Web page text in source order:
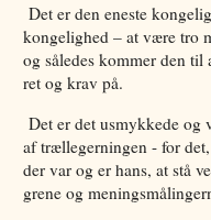
Det er den eneste
kongelighed – at være tro
og således kommer den
ret og krav på.
Det er det usmykkede og
af trællegerningen - for
der var og er hans, at stå
grene og